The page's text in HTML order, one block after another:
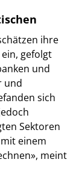
ihre
gefolgt
und
und
sich
Sektoren
einem
meint